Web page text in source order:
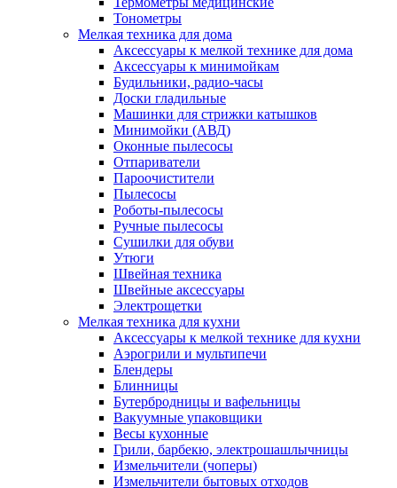
Тонометры
Мелкая техника для дома
Аксессуары к мелкой технике для дома
Аксессуары к минимойкам
Будильники, радио-часы
Доски гладильные
Машинки для стрижки катышков
Минимойки (АВД)
Оконные пылесосы
Отпариватели
Пароочистители
Пылесосы
Роботы-пылесосы
Ручные пылесосы
Сушилки для обуви
Утюги
Швейная техника
Швейные аксессуары
Электрощетки
Мелкая техника для кухни
Аксессуары к мелкой технике для кухни
Аэрогрили и мультипечи
Блендеры
Блинницы
Бутербродницы и вафельницы
Вакуумные упаковщики
Весы кухонные
Грили, барбекю, электрошашлычницы
Измельчители (чоперы)
Измельчители бытовых отходов